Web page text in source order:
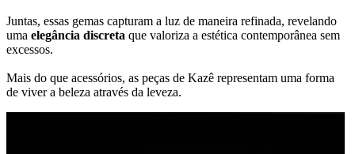
Juntas, essas gemas capturam a luz de maneira refinada, revelando
uma elegância discreta que valoriza a estética contemporânea sem
excessos.
Mais do que acessórios, as peças de Kazê representam uma forma
de viver a beleza através da leveza.